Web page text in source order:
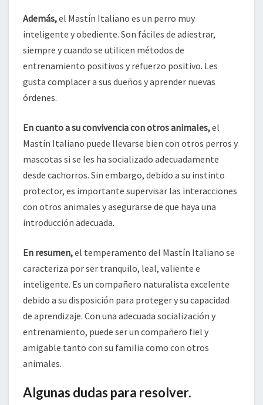
Además,el Mastín Italiano es un perro muy
inteligente y obediente. Son fáciles de adiestrar,
siempre y cuando se utilicen métodos de
entrenamiento positivos y refuerzo positivo. Les
gusta complacer a sus dueños y aprender nuevas
órdenes.
En cuanto a su convivencia con otros animales,el
Mastín Italiano puede llevarse bien con otros perros y
mascotas si se les ha socializado adecuadamente
desde cachorros. Sin embargo, debido a su instinto
protector, es importante supervisar las interacciones
con otros animales y asegurarse de que haya una
introducción adecuada.
En resumen,el temperamento del Mastín Italiano se
caracteriza por ser tranquilo, leal, valiente e
inteligente. Es un compañero naturalista excelente
debido a su disposición para proteger y su capacidad
de aprendizaje. Con una adecuada socialización y
entrenamiento, puede ser un compañero fiel y
amigable tanto con su familia como con otros
animales.
Algunas dudas para resolver.